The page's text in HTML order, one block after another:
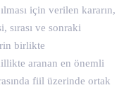
için verilen kararın,
sırası ve sonraki
birlikte
aranan en önemli
fiil üzerinde ortak